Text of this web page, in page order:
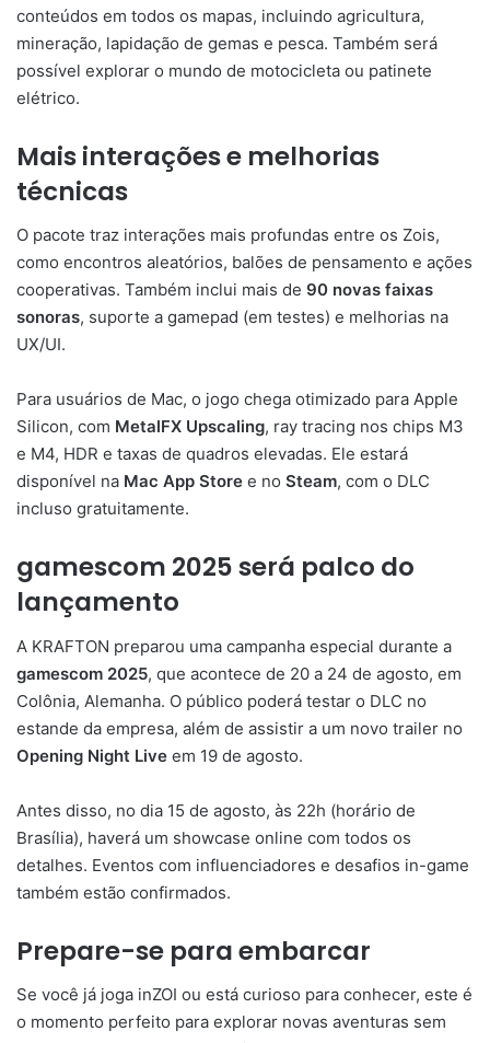
conteúdos em todos os mapas, incluindo agricultura,
mineração, lapidação de gemas e pesca. Também será
possível explorar o mundo de motocicleta ou patinete
elétrico.
Mais interações e melhorias
técnicas
O pacote traz interações mais profundas entre os Zois,
como encontros aleatórios, balões de pensamento e ações
cooperativas. Também inclui mais de 90 novas faixas
sonoras, suporte a gamepad (em testes) e melhorias na
UX/UI.
Para usuários de Mac, o jogo chega otimizado para Apple
Silicon, com MetalFX Upscaling, ray tracing nos chips M3
e M4, HDR e taxas de quadros elevadas. Ele estará
disponível na Mac App Store e no Steam, com o DLC
incluso gratuitamente.
gamescom 2025 será palco do
lançamento
A KRAFTON preparou uma campanha especial durante a
gamescom 2025, que acontece de 20 a 24 de agosto, em
Colônia, Alemanha. O público poderá testar o DLC no
estande da empresa, além de assistir a um novo trailer no
Opening Night Live em 19 de agosto.
Antes disso, no dia 15 de agosto, às 22h (horário de
Brasília), haverá um showcase online com todos os
detalhes. Eventos com influenciadores e desafios in-game
também estão confirmados.
Prepare-se para embarcar
Se você já joga inZOI ou está curioso para conhecer, este é
o momento perfeito para explorar novas aventuras sem